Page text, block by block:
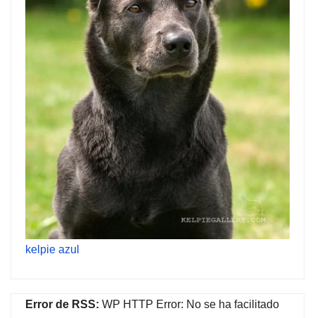
kelpie azul
Error de RSS: WP HTTP Error: No se ha facilitado